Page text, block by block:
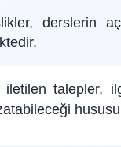
derslerin
talepler,